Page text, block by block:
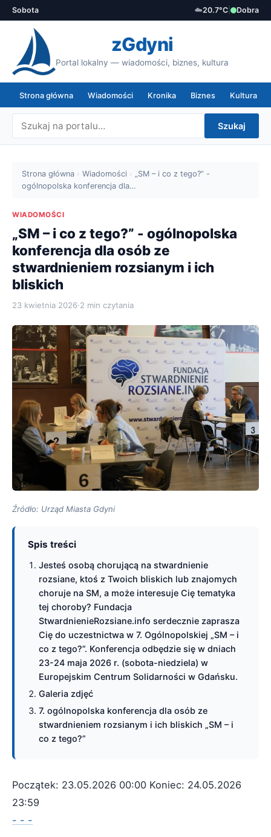
Sobota ☁️20.7°C Dobra
zGdyni
Portal lokalny — wiadomości, biznes, kultura
Strona główna Wiadomości Kronika Biznes Kultura
Szukaj
Strona główna › Wiadomości › „SM – i co z tego?” -
ogólnopolska konferencja dla…
WIADOMOŚCI
„SM – i co z tego?” - ogólnopolska
konferencja dla osób ze
stwardnieniem rozsianym i ich
bliskich
23 kwietnia 2026·2 min czytania
Źródło: Urząd Miasta Gdyni
Spis treści
Jesteś osobą chorującą na stwardnienie
rozsiane, ktoś z Twoich bliskich lub znajomych
choruje na SM, a może interesuje Cię tematyka
tej choroby? Fundacja
StwardnienieRozsiane.info serdecznie zaprasza
Cię do uczestnictwa w 7. Ogólnopolskiej „SM – i
co z tego?”. Konferencja odbędzie się w dniach
23-24 maja 2026 r. (sobota-niedziela) w
Europejskim Centrum Solidarności w Gdańsku.
Galeria zdjęć
7. ogólnopolska konferencja dla osób ze
stwardnieniem rozsianym i ich bliskich „SM – i
co z tego?”
Początek: 23.05.2026 00:00 Koniec: 24.05.2026
23:59
- - -